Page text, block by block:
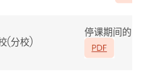
(分校)
停课期间的